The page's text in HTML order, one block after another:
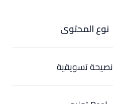
نوع المحتوى
نصيحة تسويقية